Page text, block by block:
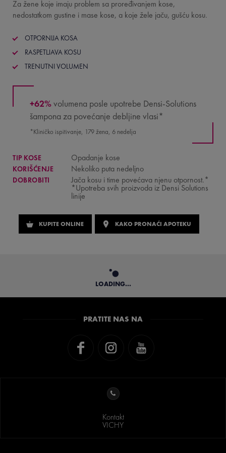
Za žene koje imaju problem sa proređivanjem kose,
nedostatkom gustine i mase kose, a koje žele jaču, gušću kosu.
OTPORNIJA KOSA
RASPETLJAVA KOSU
TRENUTNI VOLUMEN
+62%volumena posle upotrebe Densi-Solutions
šampona za povećanje debljine vlasi*
*Kliničko ispitivanje, 179 žena, 6 nedelja
TIP KOSE Opadanje kose
KORIŠĆENJE Nekoliko puta nedeljno
DOBROBITI Jača kosu i time povećava njenu otpornost.*
*Upotreba svih proizvoda iz Densi Solutions
linije
KUPITE ONLINE KAKO PRONAĆI APOTEKU
LOADING...
PRATITE NAS NA
Kontakt
VICHY